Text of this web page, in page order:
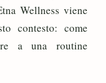
Wellness viene
contesto: come
a una routine